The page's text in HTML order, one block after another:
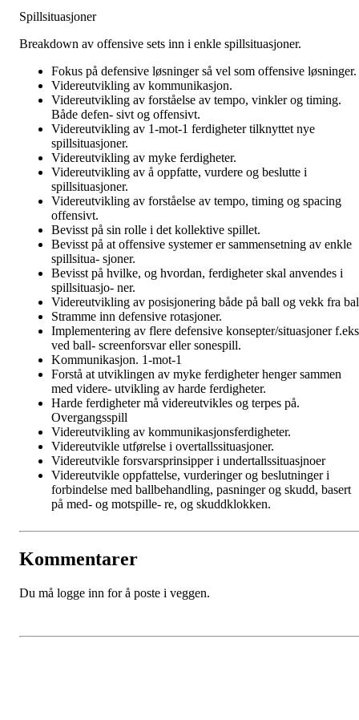
Spillsituasjoner
Breakdown av offensive sets inn i enkle spillsituasjoner.
Fokus på defensive løsninger så vel som offensive løsninger.
Videreutvikling av kommunikasjon.
Videreutvikling av forståelse av tempo, vinkler og timing.
Både defen- sivt og offensivt.
Videreutvikling av 1-mot-1 ferdigheter tilknyttet nye
spillsituasjoner.
Videreutvikling av myke ferdigheter.
Videreutvikling av å oppfatte, vurdere og beslutte i
spillsituasjoner.
Videreutvikling av forståelse av tempo, timing og spacing
offensivt.
Bevisst på sin rolle i det kollektive spillet.
Bevisst på at offensive systemer er sammensetning av enkle
spillsitua- sjoner.
Bevisst på hvilke, og hvordan, ferdigheter skal anvendes i
spillsituasjo- ner.
Videreutvikling av posisjonering både på ball og vekk fra
Stramme inn defensive rotasjoner.
Implementering av flere defensive konsepter/situasjoner
ved ball- screenforsvar eller sonespill.
Kommunikasjon. 1-mot-1
Forstå at utviklingen av myke ferdigheter henger sammen
med videre- utvikling av harde ferdigheter.
Harde ferdigheter må videreutvikles og terpes på.
Overgangsspill
Videreutvikling av kommunikasjonsferdigheter.
Videreutvikle utførelse i overtallssituasjoner.
Videreutvikle forsvarsprinsipper i undertallssituasjnoer
Videreutvikle oppfattelse, vurderinger og beslutninger i
forbindelse med ballbehandling, pasninger og skudd, basert
på med- og motspille- re, og skuddklokken.
Kommentarer
Du må logge inn for å poste i veggen.